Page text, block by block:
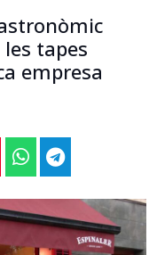
tapes
empresa